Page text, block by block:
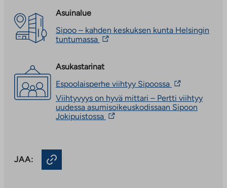
Asuinalue
Sipoo – kahden keskuksen kunta Helsingin
tuntumassa Linkki
palveluun.
aukeaa
uuteen
välilehteen
Asukastarinat
Espoolaisperhe viihtyy Sipoossa Linkki
ulkopuoliseen
palveluun.
Viihtyvyys on hyvä mittari – Pertti viihtyy
uudessa asumisoikeuskodissaan Sipoon
Jokipuistossa Linkki
JAA: